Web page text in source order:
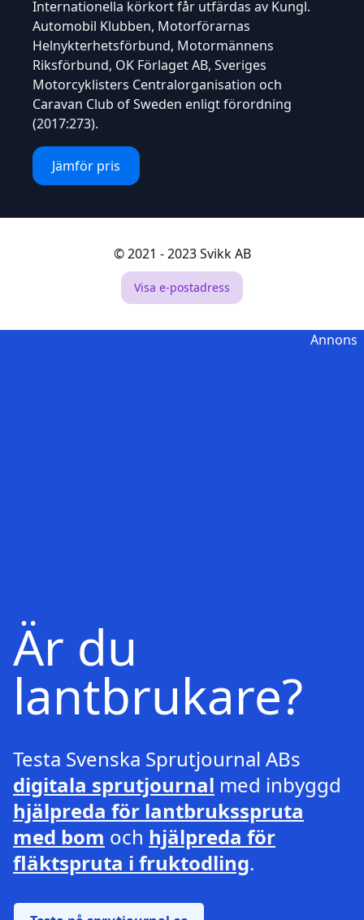
Internationella körkort får utfärdas av Kungl.
Automobil Klubben, Motorförarnas
Helnykterhetsförbund, Motormännens
Riksförbund, OK Förlaget AB, Sveriges
Motorcyklisters Centralorganisation och
Caravan Club of Sweden enligtförordning
(2017:273).
Jämför pris
© 2021 - 2023 Svikk AB
Visa e-postadress
Annons
Är du
lantbrukare?
Testa Svenska Sprutjournal ABs
digitala sprutjournal med inbyggd
hjälpreda för lantbruksspruta
med bom och hjälpreda för
fläktspruta i fruktodling.